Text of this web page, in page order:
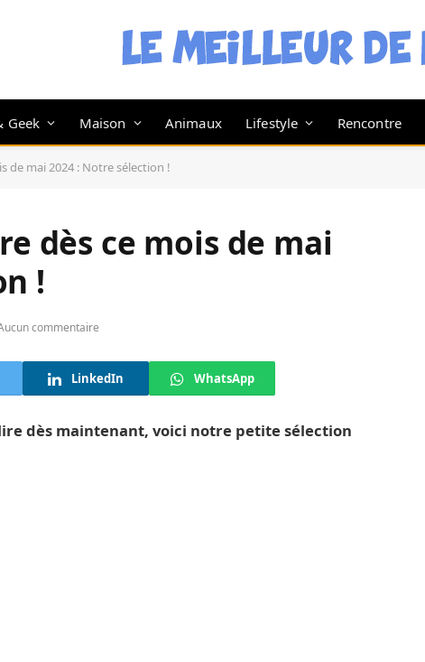
Geek Maison Animaux Lifestyle Rencontre
de mai 2024 : Notre sélection !
dès ce mois de mai
!
commentaire
LinkedIn WhatsApp
dès maintenant, voici notre petite sélection